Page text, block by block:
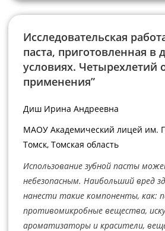
Исследовательская
паста, приготовленная
условиях. Четырехлетий
применения”
Диш Ирина Андреевна
МАОУ Академический лицей им.
Томск, Томская область
Использование зубной пасты
небезопасным. Наибольший вред
нанести такие компоненты, как:
противомикробные вещества,
ароматизаторы и красители,